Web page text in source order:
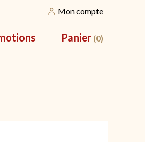
Mon compte
Panier (0)